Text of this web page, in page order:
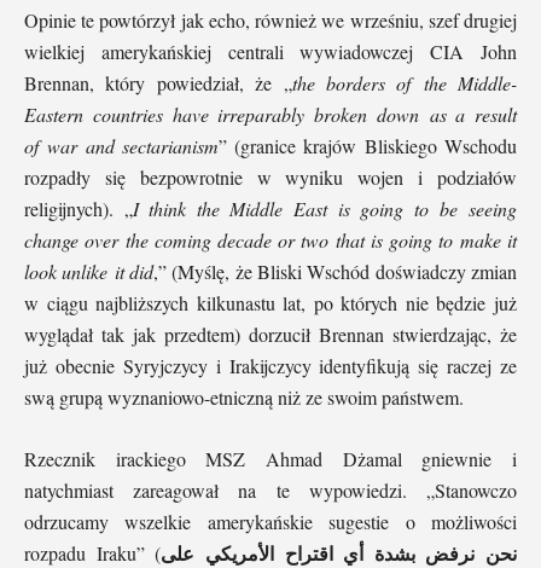
Opinie te powtórzył jak echo, również we wrześniu, szef drugiej
wielkiej amerykańskiej centrali wywiadowczej CIA John
Brennan, który powiedział, że „the borders of the Middle-
Eastern countries have irreparably broken down as a result
of war and sectarianism” (granice krajów Bliskiego Wschodu
rozpadły się bezpowrotnie w wyniku wojen i podziałów
religijnych). „I think the Middle East is going to be seeing
change over the coming decade or two that is going to make it
look unlike it did,” (Myślę, że Bliski Wschód doświadczy zmian
w ciągu najbliższych kilkunastu lat, po których nie będzie już
wyglądał tak jak przedtem) dorzucił Brennan stwierdzając, że
już obecnie Syryjczycy i Irakijczycy identyfikują się raczej ze
swą grupą wyznaniowo-etniczną niż ze swoim państwem.
Rzecznik irackiego MSZ Ahmad Dżamal gniewnie i
natychmiast zareagował na te wypowiedzi. „Stanowczo
odrzucamy wszelkie amerykańskie sugestie o możliwości
rozpadu Iraku” (نحن نرفض بشدة أي اقتراح الأمريكي على